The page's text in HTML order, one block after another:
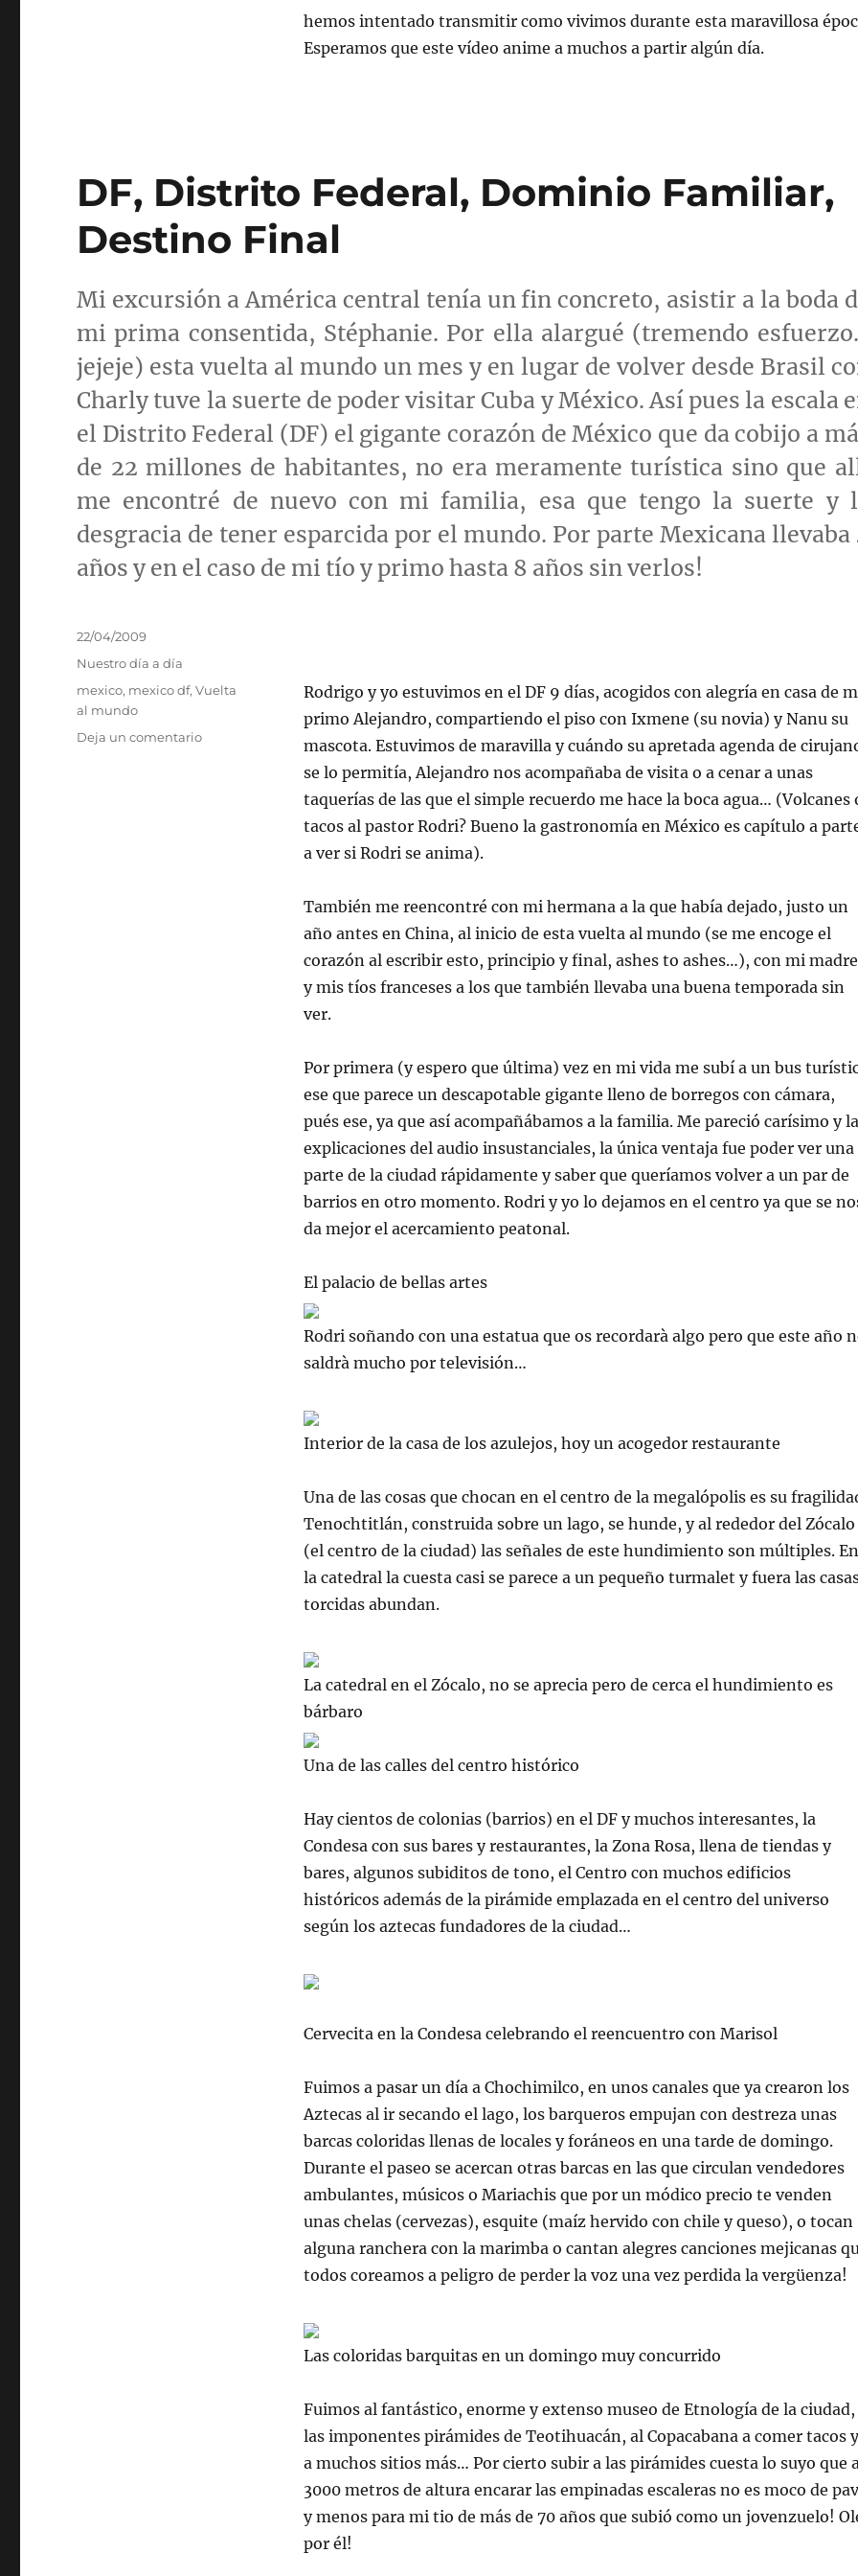
hemos intentado transmitir como vivimos durante esta maravillosa
Esperamos que este vídeo anime a muchos a partir algún día.
DF, Distrito Federal, Dominio Familiar,
Destino Final
Mi excursión a América central tenía un fin concreto, asistir a la boda
mi prima consentida, Stéphanie. Por ella alargué (tremendo
jejeje) esta vuelta al mundo un mes y en lugar de volver desde Brasil
Charlytuve la suerte de poder visitar Cuba y México. Así pues la escala
el Distrito Federal (DF) el gigante corazón de México que da cobijo a
de 22 millones de habitantes, no era meramente turística sino que
me encontré de nuevo con mi familia, esa que tengo la suerte y
desgracia de tener esparcida por el mundo. Por parte Mexicanallevaba
años y en el caso de mi tío y primo hasta 8 años sin verlos!
Rodrigo y yo estuvimos en el DF9 días, acogidos con alegría en casa de
primo Alejandro, compartiendo el piso con Ixmene (su novia) yNanusu
mascota. Estuvimos de maravilla y cuándo su apretada agenda de
se lo permitía, Alejandro nos acompañaba de visita o a cenar a unas
taqueríasde las que el simple recuerdo me hace la boca agua… (Volcanes
tacos al pastor Rodri? Bueno la gastronomía en México es capítulo a
a ver si Rodrise anima).
También me reencontré con mi hermana a la que había dejado, justo un
año antes en China, al inicio de esta vuelta al mundo (se me encoge el
corazón al escribir esto, principio y final, ashes to ashes…), con mi madre
y mis tíos franceses a los que también llevaba una buena temporada sin
ver.
Por primera (y espero que última) vez en mi vida me subí a un bus
ese que parece un descapotable gigante lleno de borregos con cámara,
puésese, ya que así acompañábamos a la familia. Me pareció carísimo y
explicaciones del audio insustanciales, la única ventaja fue poder ver una
parte de la ciudad rápidamente y saber que queríamos volver a un par de
barrios en otro momento. Rodriy yo lo dejamos en el centro ya que se
da mejor el acercamiento peatonal.
El palacio de bellas artes
Rodri soñando con una estatua que os recordarà algo pero que este año
saldrà mucho por televisión…
Interior de la casa de los azulejos, hoy un acogedor restaurante
Una de las cosas que chocan en el centro de la megalópolises su
Tenochtitlán, construida sobre un lago, se hunde, y al rededor del Zócalo
(el centro de la ciudad) las señales de este hundimiento son múltiples. En
la catedral la cuesta casi se parece a un pequeño turmalet y fuera las
torcidas abundan.
La catedral en el Zócalo, no se aprecia pero de cerca el hundimiento es
bárbaro
Una de las calles del centro histórico
Hay cientos de colonias (barrios) en el DFy muchos interesantes, la
Condesa con sus bares y restaurantes, la Zona Rosa, llena de tiendas y
bares, algunos subiditosde tono, el Centro con muchos edificios
históricos además de la pirámide emplazada en el centro del universo
según los aztecas fundadores de la ciudad…
Cervecita en la Condesa celebrando el reencuentro con Marisol
Fuimos a pasar un día a Chochimilco, en unos canales que ya crearon los
Aztecas al ir secando el lago, los barqueros empujan con destreza unas
barcas coloridas llenas de locales y foráneos en una tarde de domingo.
Durante el paseo se acercan otras barcas en las que circulan vendedores
ambulantes, músicos o Mariachisque por un módico precio te venden
unas chelas(cervezas), esquite (maíz hervido con chile y queso), o tocan
alguna rancheracon la marimba o cantan alegres canciones mejicanas
todos coreamos a peligro de perder la voz una vez perdida la vergüenza!
Las coloridas barquitas en un domingo muy concurrido
Fuimos al fantástico, enorme y extenso museo de Etnología de la ciudad,
las imponentes pirámides de Teotihuacán, al Copacabanaa comer tacos y
a muchos sitios más… Por cierto subir a las pirámides cuesta lo suyo que
3000 metros de altura encarar las empinadas escaleras no es moco de
y menos para mi tio de más de 70 años que subió como un jovenzuelo!
por él!
Publicado
22/04/2009
Categorías
Nuestro día a día
Etiquetas
mexico, mexico df,Vuelta
al mundo
Deja un comentarioen